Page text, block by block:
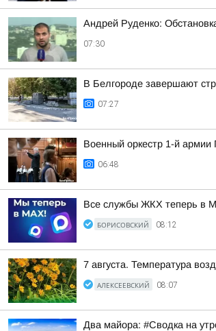
Андрей Руденко:
07:30
В Белгороде завершают
07:27
Военный оркестр 1-й
06:48
Все службы ЖКХ теперь в
БОРИСОВСКИЙ 08:12
7 августа. Температура
АЛЕКСЕЕВСКИЙ 08:07
Два майора: #Сводка на